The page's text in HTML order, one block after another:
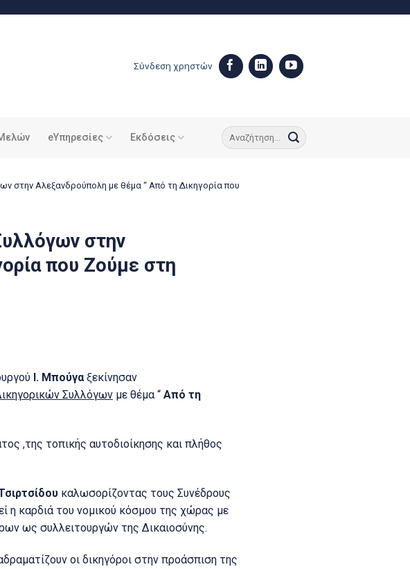
Σύνδεση χρηστών
eΥπηρεσίες Εκδόσεις
στην Αλεξανδρούπολη με θέμα “ Από τη Δικηγορία που
στην
που Ζούμε στη
Ι. Μπούγαξεκίνησαν
Συλλόγων με θέμα “ Από τη
,της τοπικής αυτοδιοίκησης και πλήθος
καλωσορίζοντας τους Συνέδρους
η καρδιά του νομικού κόσμου της χώρας με
ως συλλειτουργών της Δικαιοσύνης.
οι δικηγόροι στην προάσπιση της